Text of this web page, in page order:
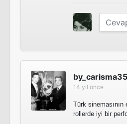
14 yıl önce
Türk sinemasının
rollerde iyi bir